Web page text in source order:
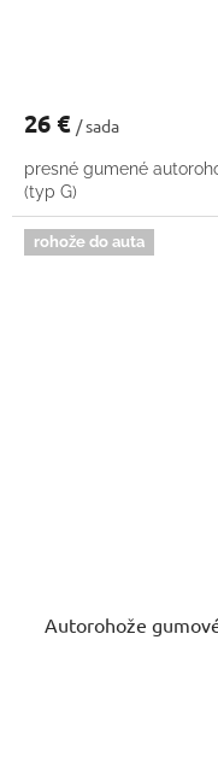
26 € / sada
presné gumené
(typ G)
rohože do auta
Autorohože